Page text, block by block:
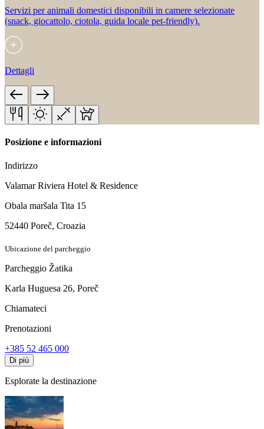
Servizi per animali domestici disponibili in camere selezionate
(snack, giocattolo, ciotola, guida locale pet-friendly).
Dettagli
Posizione e informazioni
Indirizzo
Valamar Riviera Hotel & Residence
Obala maršala Tita 15
52440 Poreč, Croazia
Ubicazione del parcheggio
Parcheggio Žatika
Karla Huguesa 26, Poreč
Chiamateci
Prenotazioni
+385 52 465 000
Di più
Esplorate la destinazione